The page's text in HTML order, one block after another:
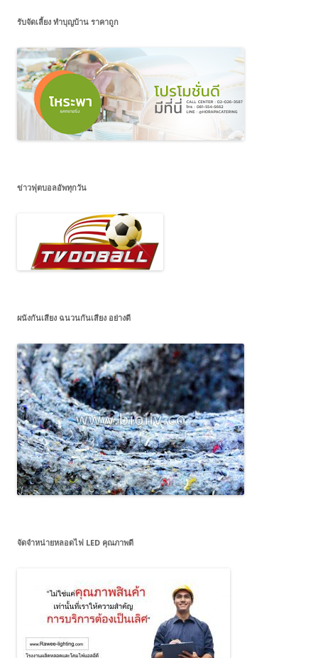
รับจัดเลี้ยง ทำบุญบ้าน ราคาถูก
ข่าวฟุตบอลอัพทุกวัน
ผนังกันเสียง ฉนวนกันเสียง อย่างดี
จัดจำหน่ายหลอดไฟ LED คุณภาพดี